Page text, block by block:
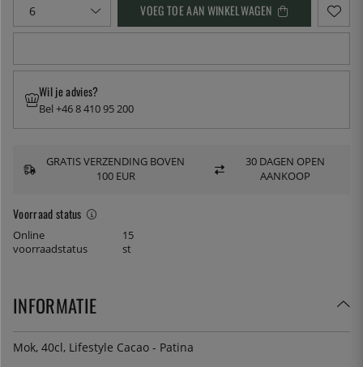
VOEG TOE AAN WINKELWAGEN
Voorraad status
Online
voorraadstatus
15
st
Wil je advies?
Bel +46 8 410 95 200
GRATIS VERZENDING BOVEN
100 EUR
30 DAGEN OPEN
AANKOOP
INFORMATIE
Mok, 40cl, Lifestyle Cacao - Patina